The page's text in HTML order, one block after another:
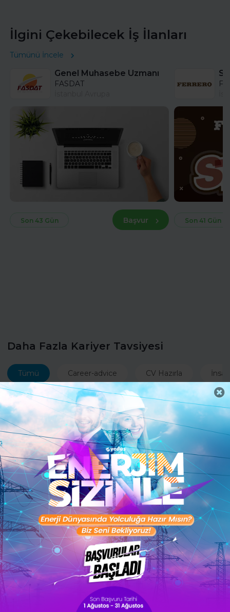
İlgini Çekebilecek İş İlanları
Tümünü İncele
Genel Muhasebe Uzmanı
FASDAT
Son 43 Gün Başvur Son 41 Gün
Daha Fazla Kariyer Tavsiyesi
Tümü Career-advice CV Hazırla
Career-advice
Merve Deniz Tahmaz
Verimli Çalışma Nedir? Verimli
Çalışma Teknikleri Nelerdir?
Verimli çalışma teknikleri, zamanı etkili kullanarak
odaklanmayı artıran ve üretkenliği maksimize eden
yöntemler sunar. Planlama, önceliklendirme ve dikkat
yönetimiyle daha az zamanda daha fazlasını b